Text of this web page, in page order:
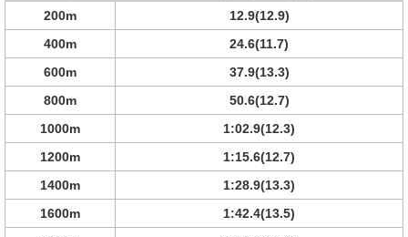
200m
12.9(12.9)
400m
24.6(11.7)
600m
37.9(13.3)
800m
50.6(12.7)
1000m
1:02.9(12.3)
1200m
1:15.6(12.7)
1400m
1:28.9(13.3)
1600m
1:42.4(13.5)